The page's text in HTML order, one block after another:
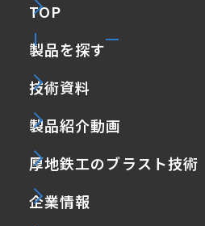
TOP
製品を探す
技術資料
製品紹介動画
厚地鉄工のブラスト技術
企業情報